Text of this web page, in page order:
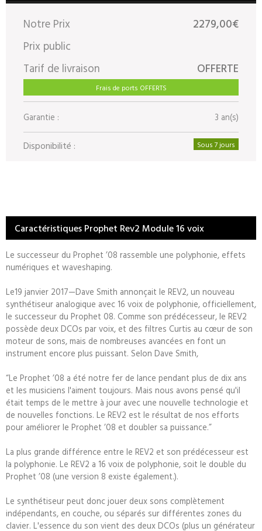
Notre Prix
2279,00€
Prix public
Tarif de livraison
OFFERTE
Frais de ports OFFERTS
Garantie : 3 an(s)
Disponibilité : Sous 7 jours
Caractéristiques Prophet Rev2 Module 16 voix
Le successeur du Prophet ’08 rassemble une polyphonie, effets
numériques et waveshaping.
Le19 janvier 2017—Dave Smith annonçait le REV2, un nouveau
synthétiseur analogique avec 16 voix de polyphonie, officiellement,
le successeur du Prophet 08. Comme son prédécesseur, le REV2
possède deux DCOs par voix, et des filtres Curtis au cœur de son
moteur de sons, mais de nombreuses avancées en font un
instrument encore plus puissant. Selon Dave Smith,
“Le Prophet ’08 a été notre fer de lance pendant plus de dix ans
et les musiciens l'aiment toujours. Mais nous avons pensé qu'il
était temps de le mettre à jour avec une nouvelle technologie et
de nouvelles fonctions. Le REV2 est le résultat de nos efforts
pour améliorer le Prophet ’08 et doubler sa puissance.”
La plus grande différence entre le REV2 et son prédécesseur est
la polyphonie. Le REV2 a 16 voix de polyphonie, soit le double du
Prophet ’08 (une version 8 existe également.).
Le synthétiseur peut donc jouer deux sons complètement
indépendants, en couche, ou séparés sur différentes zones du
clavier. L'essence du son vient des deux DCOs (plus un générateur